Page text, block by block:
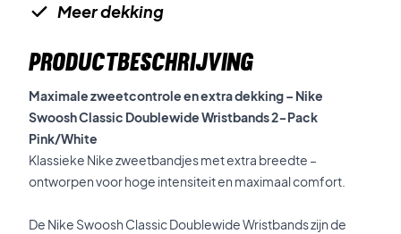
Meer dekking
PRODUCTBESCHRIJVING
Maximale zweetcontrole en extra dekking – Nike
Swoosh Classic Doublewide Wristbands 2-Pack
Pink/White
Klassieke Nike zweetbandjes met extra breedte –
ontworpen voor hoge intensiteit en maximaal comfort.
De Nike Swoosh Classic Doublewide Wristbands zijn de